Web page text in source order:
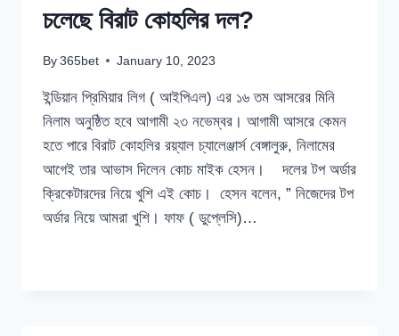
চলেছে বিরাট কোহলির দল?
By 365bet January 10, 2023
ইন্ডিয়ান প্রিমিয়ার লিগ ( আইপিএল) এর ১৬ তম আসরের মিনি
নিলাম অনুষ্ঠিত হবে আগামী ২৩ নভেম্বর। আগামী আসরে কেমন
হতে পারে বিরাট কোহলির রয়্যাল চ্যালেঞ্জার্স বেঙ্গালুরু, নিলামের
আগেই তার আভাস দিলেন কোচ মাইক হেসন। দলের টপ অর্ডার
ক্রিকেটারদের নিয়ে খুশি এই কোচ। হেসন বলেন, ” নিজেদের টপ
অর্ডার নিয়ে আমরা খুশি। ফাফ ( ডুপ্লেসি)…